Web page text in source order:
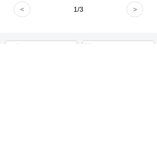
< >
1/3
地址